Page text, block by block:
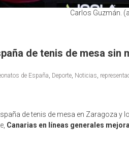
Carlos Guzmán.
de tenis de mesa sin
de España, Deporte, Noticias,
de tenis de mesa en Zaragoza
Canarias en líneas generales